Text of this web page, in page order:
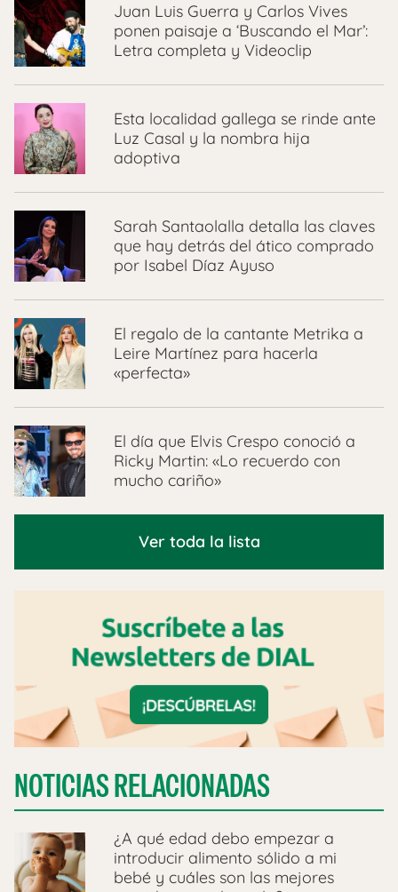
Juan Luis Guerra y Carlos Vives
ponen paisaje a ‘Buscando el Mar’:
Letra completa y Videoclip
Esta localidad gallega se rinde ante
Luz Casal y la nombra hija
adoptiva
Sarah Santaolalla detalla las claves
que hay detrás del ático comprado
por Isabel Díaz Ayuso
El regalo de la cantante Metrika a
Leire Martínez para hacerla
«perfecta»
El día que Elvis Crespo conoció a
Ricky Martin: «Lo recuerdo con
mucho cariño»
Ver toda la lista
NOTICIAS RELACIONADAS
¿A qué edad debo empezar a
introducir alimento sólido a mi
bebé y cuáles son las mejores